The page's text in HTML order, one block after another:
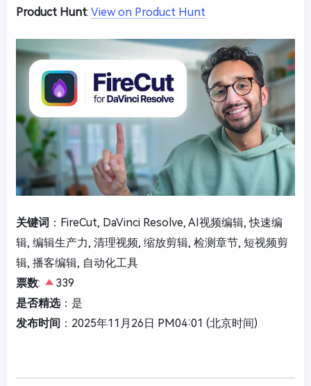
Product Hunt: View on Product Hunt
关键词 ：FireCut, DaVinci Resolve, AI视频编辑, 快速编
辑, 编辑生产力, 清理视频, 缩放剪辑, 检测章节, 短视频剪
辑, 播客编辑, 自动化工具
票数:
339
是否精选：是
发布时间 ：2025年11月26日 PM04:01 (北京时间)